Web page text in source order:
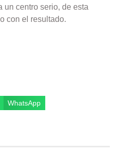
un centro serio, de esta
con el resultado.
WhatsApp